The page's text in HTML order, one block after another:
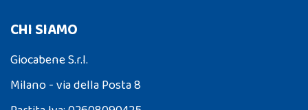
CHI SIAMO
Giocabene S.r.l.
Milano - via della Posta 8